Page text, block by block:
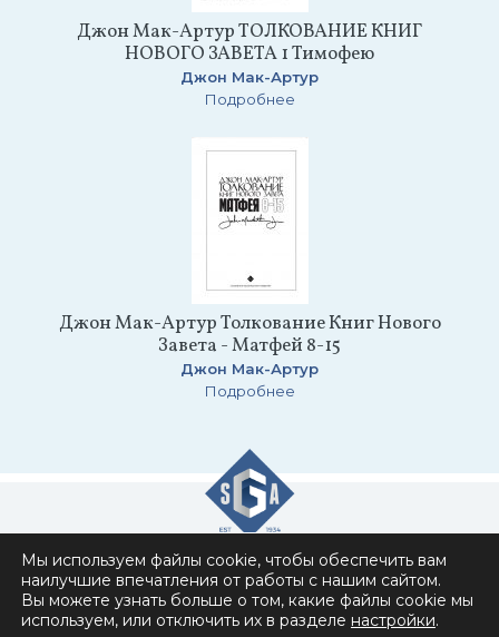
Джон Мак-Артур ТОЛКОВАНИЕ КНИГ
НОВОГО ЗАВЕТА 1 Тимофею
Джон Мак-Артур
Подробнее
Джон Мак-Артур Толкование Книг Нового
Завета - Матфей 8-15
Джон Мак-Артур
Подробнее
Славянское Евангельское Общество
6151 Commonwealth Drive , Loves Park, IL 61111
Политика конфиденциальности
Мы используем файлы cookie, чтобы обеспечить вам
наилучшие впечатления от работы с нашим сайтом.
Вы можете узнать больше о том, какие файлы cookie мы
используем, или отключить их в разделе настройки.